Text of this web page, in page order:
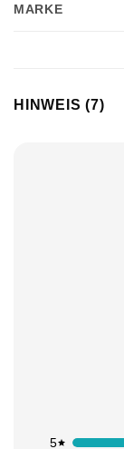
MARKE
HINWEIS (7)
5
Appliquer